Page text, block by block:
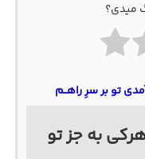
میدی؟
تو بر سرِ راهــم
به جز تو